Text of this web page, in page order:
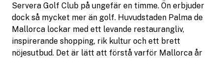
Servera Golf Club på ungefär en timme. Ön erbjuder
dock så mycket mer än golf. Huvudstaden Palma de
Mallorca lockar med ett levande restaurangliv,
inspirerande shopping, rik kultur och ett brett
nöjesutbud. Det är lätt att förstå varför Mallorca år